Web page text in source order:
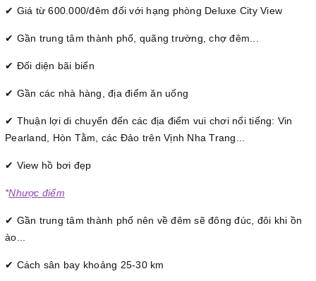
✔ Giá từ 600.000/đêm đối với hạng phòng Deluxe City View
✔ Gần trung tâm thành phố, quãng trường, chợ đêm...
✔ Đối diện bãi biển
✔ Gần các nhà hàng, địa điểm ăn uống
✔ Thuận lợi di chuyển đến các địa điểm vui chơi nổi tiếng: Vin
Pearland, Hòn Tằm, các Đảo trên Vịnh Nha Trang...
✔ View hồ bơi đẹp
*Nhược điểm
✔ Gần trung tâm thành phố nên về đêm sẽ đông đúc, đôi khi ồn
ào...
✔ Cách sân bay khoảng 25-30 km